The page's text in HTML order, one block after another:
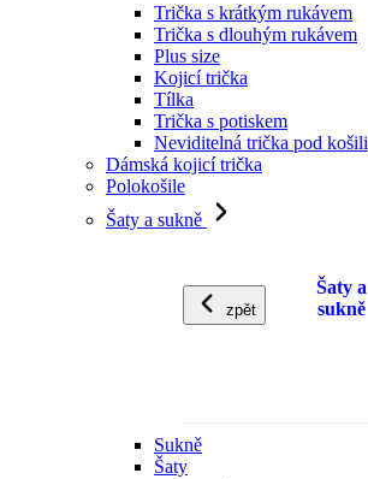
Trička s krátkým rukávem
Trička s dlouhým rukávem
Plus size
Kojicí trička
Tílka
Trička s potiskem
Neviditelná trička pod košili
Dámská kojicí trička
Polokošile
Šaty a sukně
zpět
Šaty a
sukně
Sukně
Šaty